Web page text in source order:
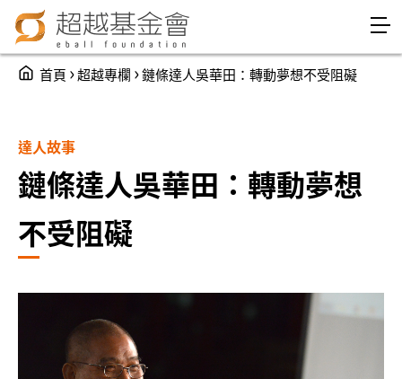
Jump to Navigation
Jump to Main content
You are here
首頁 ›超越專欄 ›鏈條達人吳華田：轉動夢想不受阻礙
達人故事
鏈條達人吳華田：轉動夢想
不受阻礙